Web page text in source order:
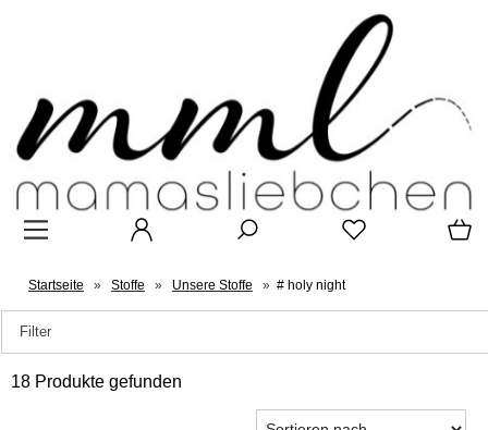
Startseite » Stoffe » Unsere Stoffe » # holy night
Filter
18 Produkte gefunden